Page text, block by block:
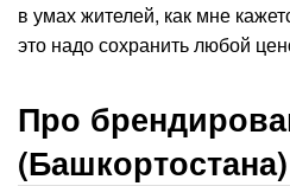
в умах жителей, как мне
это надо сохранить любой
Про
(Башкортостана)